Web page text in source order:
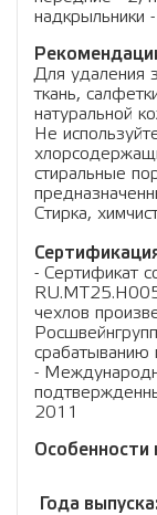
надкрыльники
Для удаления
ткань,
натуральной
Не
стиральные
Стирка,
- Сертификат
чехлов
срабатыванию
-
2011
Особенности
Года выпуска: